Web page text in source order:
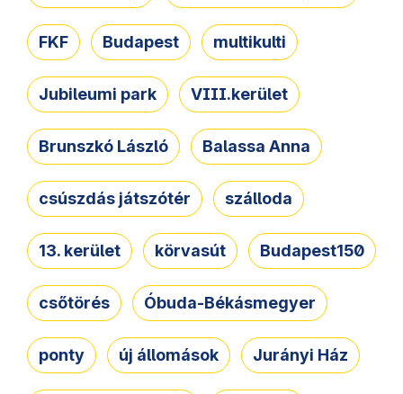
FKF Budapest multikulti
Jubileumi park VIII.kerület
Brunszkó László Balassa Anna
csúszdás játszótér szálloda
13. kerület körvasút Budapest150
csőtörés Óbuda-Békásmegyer
ponty új állomások Jurányi Ház